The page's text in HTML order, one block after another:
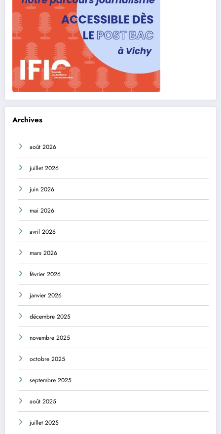
Archives
août 2026
juillet 2026
juin 2026
mai 2026
avril 2026
mars 2026
février 2026
janvier 2026
décembre 2025
novembre 2025
octobre 2025
septembre 2025
août 2025
juillet 2025